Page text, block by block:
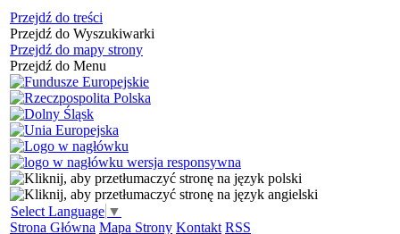
Przejdź do treści
Przejdź do Wyszukiwarki
Przejdź do mapy strony
Przejdź do Menu
Select Language ▼
Strona Główna Mapa Strony Kontakt RSS